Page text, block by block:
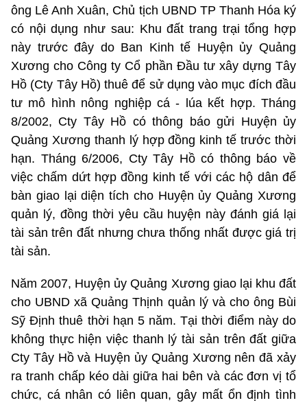
ông Lê Anh Xuân, Chủ tịch UBND TP Thanh Hóa ký
có nội dụng như sau: Khu đất trang trại tổng hợp
này trước đây do Ban Kinh tế Huyện ủy Quảng
Xương cho Công ty Cổ phần Đầu tư xây dựng Tây
Hồ (Cty Tây Hồ) thuê để sử dụng vào mục đích đầu
tư mô hình nông nghiệp cá - lúa kết hợp. Tháng
8/2002, Cty Tây Hồ có thông báo gửi Huyện ủy
Quảng Xương thanh lý hợp đồng kinh tế trước thời
hạn. Tháng 6/2006, Cty Tây Hồ có thông báo về
việc chấm dứt hợp đồng kinh tế với các hộ dân để
bàn giao lại diện tích cho Huyện ủy Quảng Xương
quản lý, đồng thời yêu cầu huyện này đánh giá lại
tài sản trên đất nhưng chưa thống nhất được giá trị
tài sản.
Năm 2007, Huyện ủy Quảng Xương giao lại khu đất
cho UBND xã Quảng Thịnh quản lý và cho ông Bùi
Sỹ Định thuê thời hạn 5 năm. Tại thời điểm này do
không thực hiện việc thanh lý tài sản trên đất giữa
Cty Tây Hồ và Huyện ủy Quảng Xương nên đã xảy
ra tranh chấp kéo dài giữa hai bên và các đơn vị tổ
chức, cá nhân có liên quan, gây mất ổn định tình